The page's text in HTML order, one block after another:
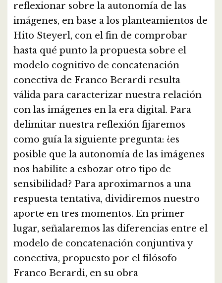
reflexionar sobre la autonomía de las
imágenes, en base a los planteamientos de
Hito Steyerl, con el fin de comprobar
hasta qué punto la propuesta sobre el
modelo cognitivo de concatenación
conectiva de Franco Berardi resulta
válida para caracterizar nuestra relación
con las imágenes en la era digital. Para
delimitar nuestra reflexión fijaremos
como guía la siguiente pregunta: ¿es
posible que la autonomía de las imágenes
nos habilite a esbozar otro tipo de
sensibilidad? Para aproximarnos a una
respuesta tentativa, dividiremos nuestro
aporte en tres momentos. En primer
lugar, señalaremos las diferencias entre el
modelo de concatenación conjuntiva y
conectiva, propuesto por el filósofo
Franco Berardi, en su obra